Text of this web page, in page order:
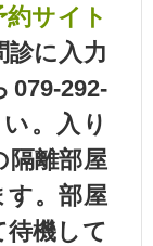
約サイト
診に入力
292-
。入り
隔離部屋
す。部屋
待機して